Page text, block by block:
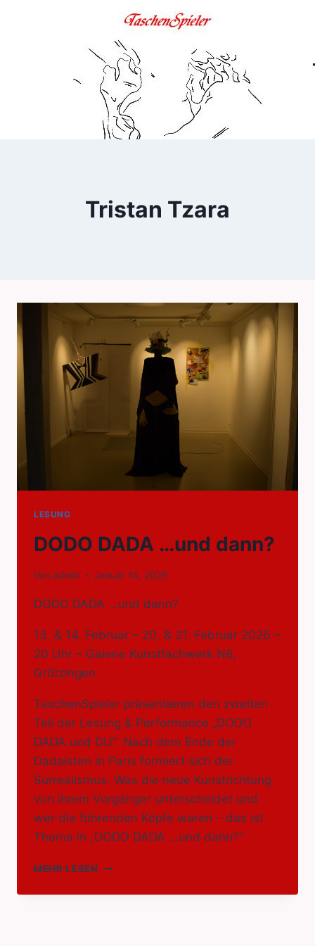
Tristan Tzara
LESUNG
DODO DADA …und dann?
Von admin Januar 14, 2026
DODO DADA …und dann?
13. & 14. Februar – 20. & 21. Februar 2026 –
20 Uhr – Galerie Kunstfachwerk N6,
Grötzingen
TaschenSpieler präsentieren den zweiten
Teil der Lesung & Performance „DODO
DADA und DU“. Nach dem Ende der
Dadaisten in Paris formiert sich der
Surrealismus. Was die neue Kunstrichtung
von ihrem Vorgänger unterscheidet und
wer die führenden Köpfe waren – das ist
Thema in „DODO DADA …und dann?“
MEHR LESEN DODO
…